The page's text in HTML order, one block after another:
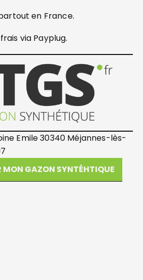
en France.
via Payplug.
Emile 30340 Méjannes-lès-
GAZON SYNTÉHTIQUE